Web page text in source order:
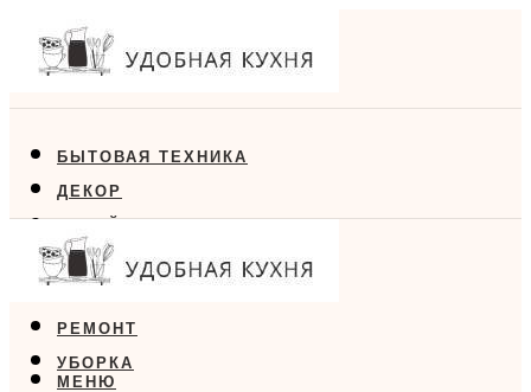
БЫТОВАЯ ТЕХНИКА
ДЕКОР
ДИЗАЙН
ЕДА
РЕМОНТ
УБОРКА
МЕНЮ